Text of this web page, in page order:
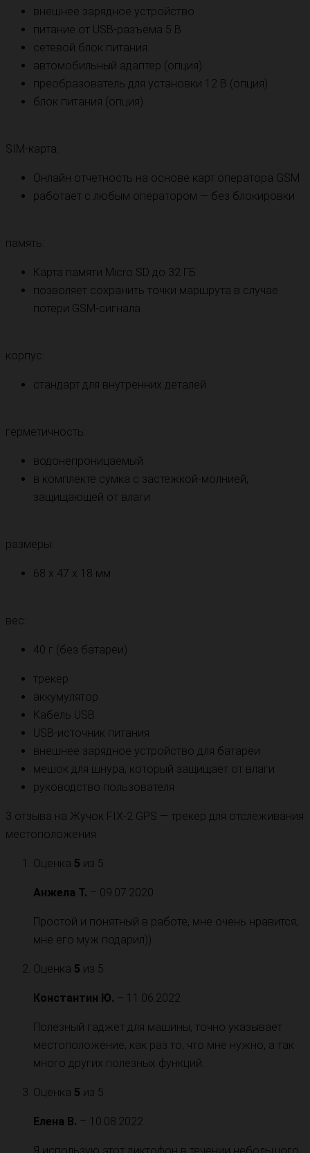
внешнее зарядное устройство
питание от USB-разъема 5 В
сетевой блок питания
автомобильный адаптер (опция)
преобразователь для установки 12 В (опция)
блок питания (опция)
SIM-карта:
Онлайн отчетность на основе карт оператора GSM
работает с любым оператором — без блокировки
память:
Карта памяти Micro SD до 32 ГБ
позволяет сохранить точки маршрута в случае
потери GSM-сигнала
корпус:
стандарт для внутренних деталей
герметичность:
водонепроницаемый
в комплекте сумка с застежкой-молнией,
защищающей от влаги
размеры:
68 х 47 х 18 мм
вес:
40 г (без батареи)
трекер
аккумулятор
Кабель USB
USB-источник питания
внешнее зарядное устройство для батареи
мешок для шнура, который защищает от влаги
руководство пользователя
3 отзыва на Жучок FIX-2 GPS — трекер для отслеживания
местоположения
Оценка 5 из 5
Анжела Т. – 09.07.2020
Простой и понятный в работе, мне очень нравится,
мне его муж подарил))
Оценка 5 из 5
Константин Ю. – 11.06.2022
Полезный гаджет для машины, точно указывает
местоположение, как раз то, что мне нужно, а так
много других полезных функций.
Оценка 5 из 5
Елена В. – 10.08.2022
Я использую этот диктофон в течении небольшого